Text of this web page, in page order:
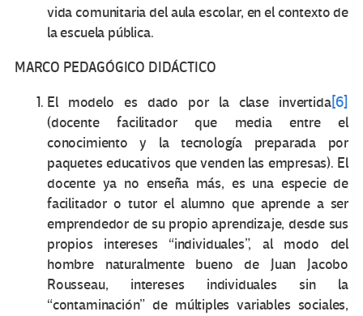
vida comunitaria del aula escolar, en el contexto de
la escuela pública.
MARCO PEDAGÓGICO DIDÁCTICO
El modelo es dado por la clase invertida[6]
(docente facilitador que media entre el
conocimiento y la tecnología preparada por
paquetes educativos que venden las empresas). El
docente ya no enseña más, es una especie de
facilitador o tutor el alumno que aprende a ser
emprendedor de su propio aprendizaje, desde sus
propios intereses “individuales”, al modo del
hombre naturalmente bueno de Juan Jacobo
Rousseau, intereses individuales sin la
“contaminación” de múltiples variables sociales,